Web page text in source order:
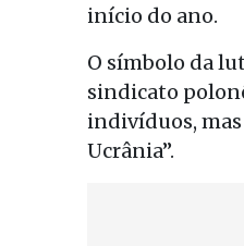
início do ano.
O símbolo da
sindicato
indivíduos,
Ucrânia”.